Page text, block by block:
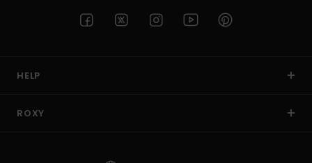
HELP
ROXY